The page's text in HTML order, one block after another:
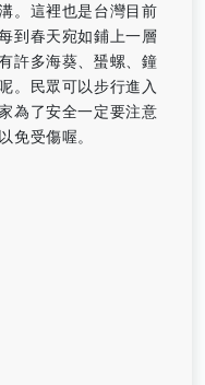
。這裡也是台灣目前
到春天宛如鋪上一層
許多海葵、蜑螺、鐘
。民眾可以步行進入
為了安全一定要注意
免受傷喔。